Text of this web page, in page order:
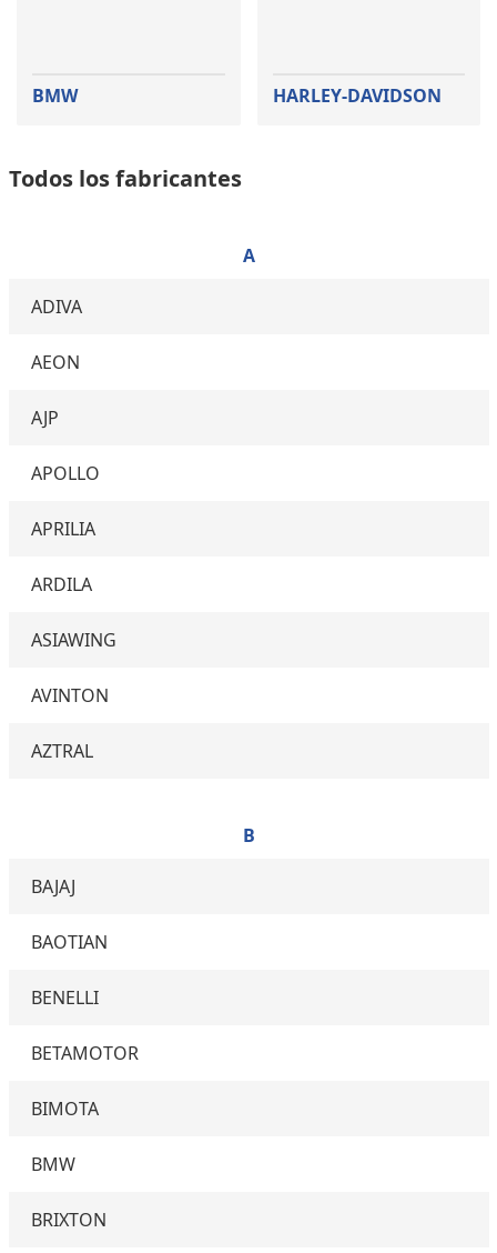
BMW HARLEY-DAVIDSON
Todos los fabricantes
A
ADIVA
AEON
AJP
APOLLO
APRILIA
ARDILA
ASIAWING
AVINTON
AZTRAL
B
BAJAJ
BAOTIAN
BENELLI
BETAMOTOR
BIMOTA
BMW
BRIXTON